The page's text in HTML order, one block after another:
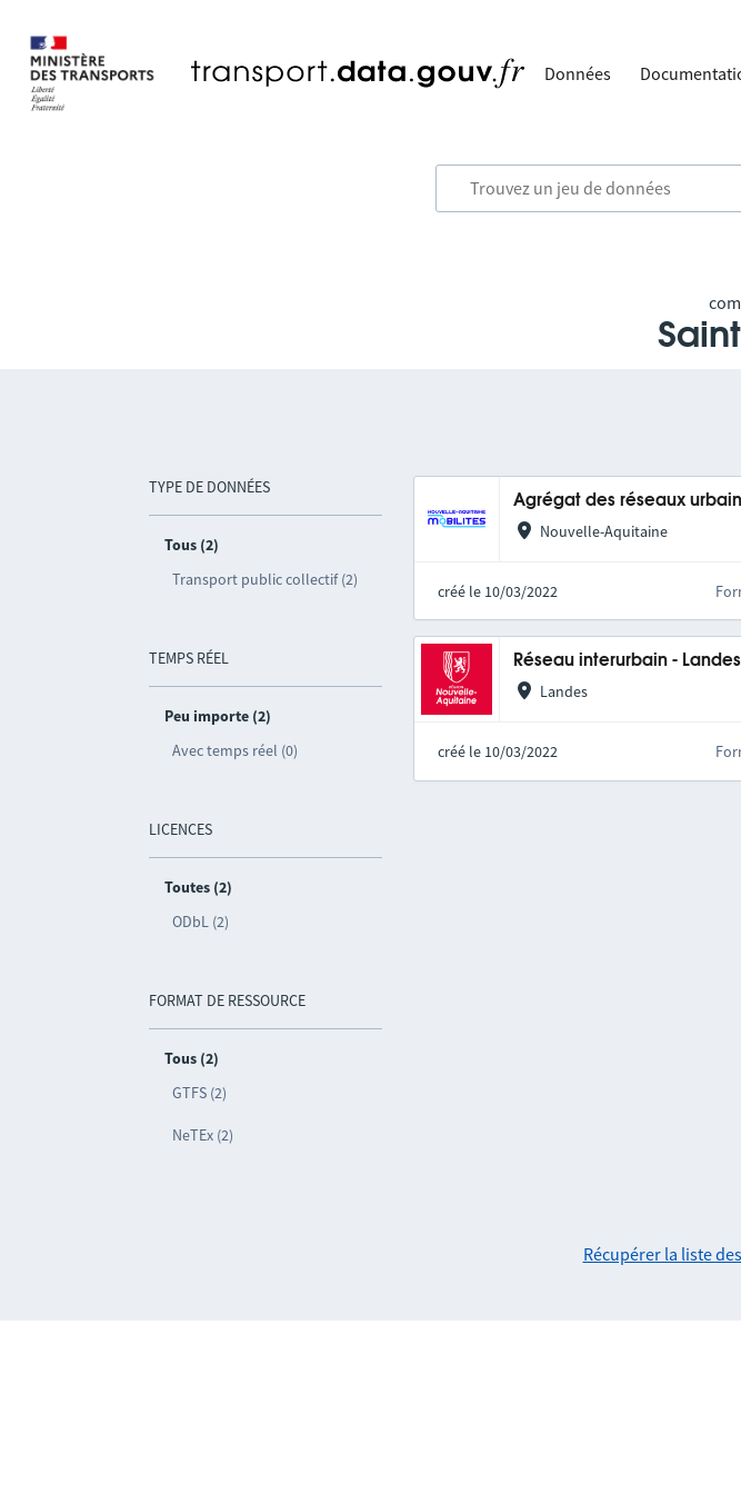
Données
TYPE DE DONNÉES
Tous (2)
Transport public collectif (2)
TEMPS RÉEL
Peu importe (2)
Avec temps réel (0)
LICENCES
Toutes (2)
ODbL (2)
FORMAT DE RESSOURCE
Tous (2)
GTFS (2)
NeTEx (2)
Agrégat des réseaux
Nouvelle-Aquitaine
créé le 10/03/2022
Réseau interurbain -
Landes
créé le 10/03/2022
Récupérer la liste